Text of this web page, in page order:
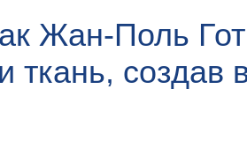
Жан-Поль
ткань, создав